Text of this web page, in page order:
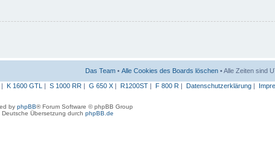
Das Team • Alle Cookies des Boards löschen • Alle Zeiten sind
K 1600 GTL | S 1000 RR | G 650 X| R1200ST| F 800 R | Datenschutzerklärung|
by phpBB® Forum Software © phpBB Group
Deutsche Übersetzung durch phpBB.de